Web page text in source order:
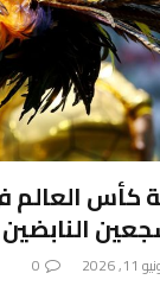
كأس العالم
النابضين
2026
0